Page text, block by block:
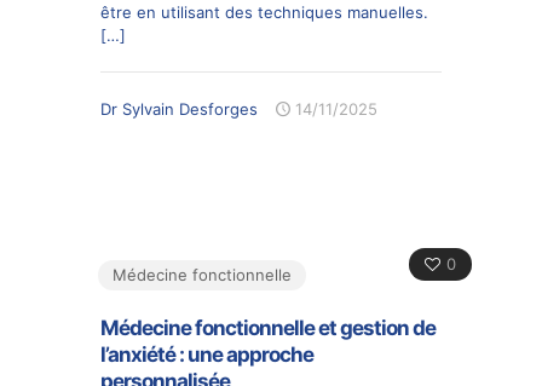
être en utilisant des techniques manuelles.
[…]
Dr Sylvain Desforges 14/11/2025
0
Médecine fonctionnelle
Médecine fonctionnelle et gestion de
l’anxiété : une approche
personnalisée